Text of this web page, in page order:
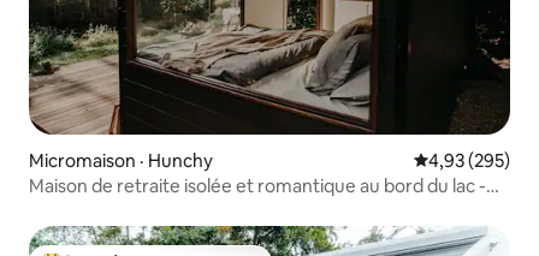
Micromaison · Hunchy Note
4,93 (295)
Maison de retraite isolée et romantique au bord du lac -